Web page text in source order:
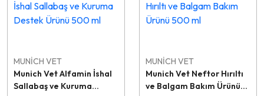
MUNİCH VET
Munich Vet Alfamin İshal
Sallabaş ve Kuruma
MUNİCH VET
Munich Vet Neftor Hırıltı
ve Balgam Bakım Ürünü